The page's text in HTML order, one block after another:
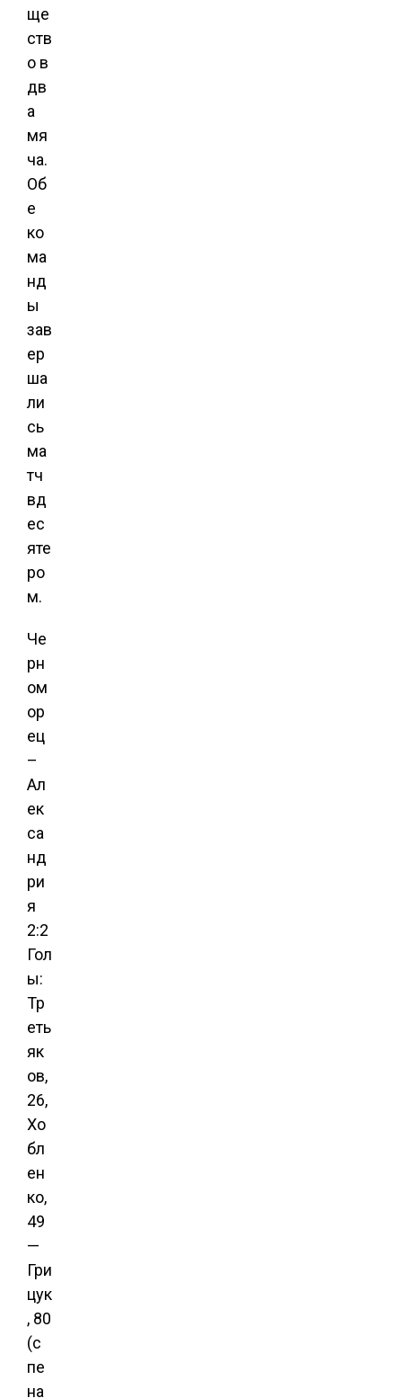
ще
ств
о в
дв
а
мя
ча.
Об
е
ко
ма
нд
ы
зав
ер
ша
ли
сь
ма
тч
вд
ес
яте
ро
м.
Че
рн
ом
ор
ец
–
Ал
ек
са
нд
ри
я
2:2
Гол
ы:
Тр
еть
як
ов,
26,
Хо
бл
ен
ко,
49
—
Гри
цук
, 80
(с
пе
на